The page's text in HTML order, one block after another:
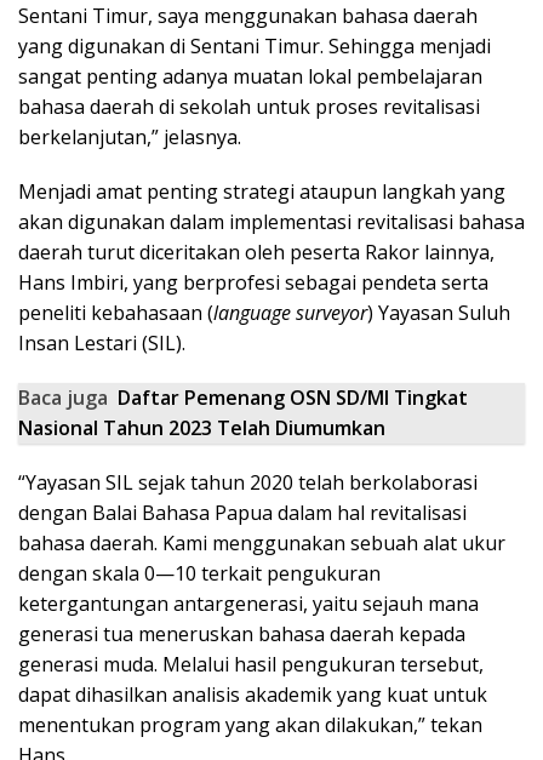
Sentani Timur, saya menggunakan bahasa daerah
yang digunakan di Sentani Timur. Sehingga menjadi
sangat penting adanya muatan lokal pembelajaran
bahasa daerah di sekolah untuk proses revitalisasi
berkelanjutan,” jelasnya.
Menjadi amat penting strategi ataupun langkah yang
akan digunakan dalam implementasi revitalisasi bahasa
daerah turut diceritakan oleh peserta Rakor lainnya,
Hans Imbiri, yang berprofesi sebagai pendeta serta
peneliti kebahasaan (languagesurveyor) Yayasan Suluh
Insan Lestari (SIL).
Baca juga Daftar Pemenang OSN SD/MI Tingkat
Nasional Tahun 2023 Telah Diumumkan
“Yayasan SIL sejak tahun 2020 telah berkolaborasi
dengan Balai Bahasa Papua dalam hal revitalisasi
bahasa daerah. Kami menggunakan sebuah alat ukur
dengan skala 0—10 terkait pengukuran
ketergantungan antargenerasi, yaitu sejauh mana
generasi tua meneruskan bahasa daerah kepada
generasi muda. Melalui hasil pengukuran tersebut,
dapat dihasilkan analisis akademik yang kuat untuk
menentukan program yang akan dilakukan,” tekan